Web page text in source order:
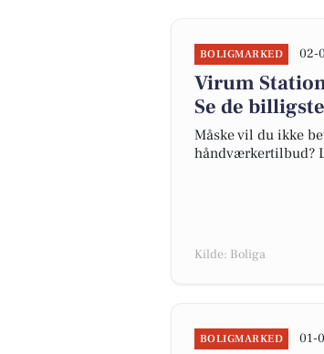
BOLIGMARKED 02-
Virum
Se de
Måske vil du ikke
håndværkertilbud?
Kilde: Boliga
BOLIGMARKED 01-